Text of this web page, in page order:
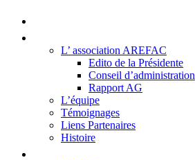
L’ association AREFAC
Edito de la Présidente
Conseil d’administration
Rapport AG
L’équipe
Témoignages
Liens Partenaires
Histoire